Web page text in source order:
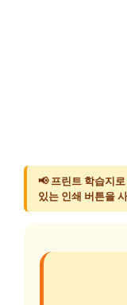
📢 프린트 학습지
있는 인쇄 버튼을